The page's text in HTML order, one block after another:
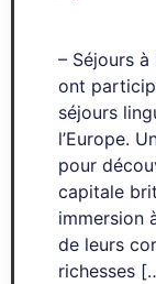
– Séjours à
ont
séjours
l’Europe.
pour
capitale
immersion
de leurs
richesses